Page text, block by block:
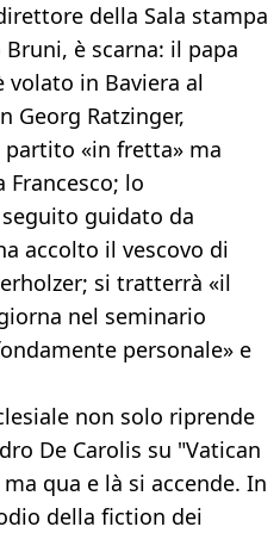
della Sala stampa
è scarna: il papa
volato in Baviera al
Georg Ratzinger,
«in fretta» ma
lo
guidato da
accolto il vescovo di
si tratterrà «il
nel seminario
personale» e
non solo riprende
De Carolis su "Vatican
ma qua e là si accende. In
della fiction dei